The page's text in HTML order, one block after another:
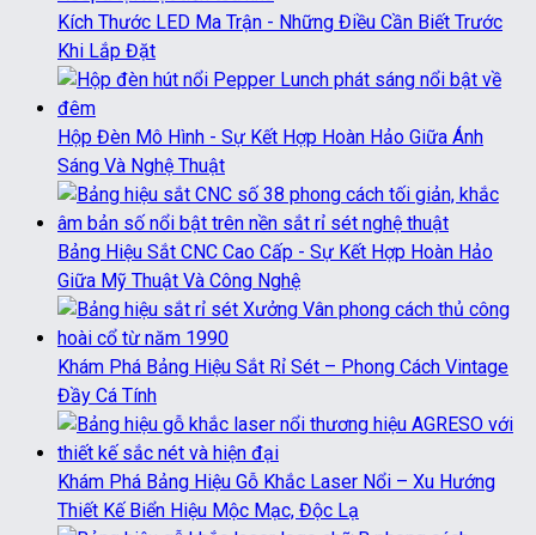
Kích Thước LED Ma Trận - Những Điều Cần Biết Trước
Khi Lắp Đặt
Hộp Đèn Mô Hình - Sự Kết Hợp Hoàn Hảo Giữa Ánh
Sáng Và Nghệ Thuật
Bảng Hiệu Sắt CNC Cao Cấp - Sự Kết Hợp Hoàn Hảo
Giữa Mỹ Thuật Và Công Nghệ
Khám Phá Bảng Hiệu Sắt Rỉ Sét – Phong Cách Vintage
Đầy Cá Tính
Khám Phá Bảng Hiệu Gỗ Khắc Laser Nổi – Xu Hướng
Thiết Kế Biển Hiệu Mộc Mạc, Độc Lạ